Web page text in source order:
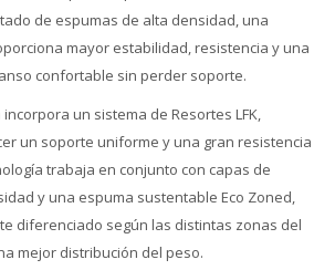
de espumas de alta densidad, una
mayor estabilidad, resistencia y una
confortable sin perder soporte.
un sistema de Resortes LFK,
un soporte uniforme y una gran resistencia
trabaja en conjunto con capas de
y una espuma sustentable Eco Zoned,
diferenciado según las distintas zonas del
mejor distribución del peso.